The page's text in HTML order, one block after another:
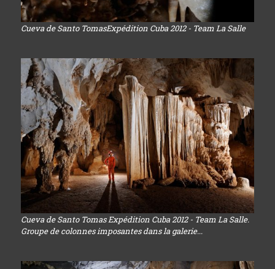
Cueva de Santo TomasExpédition Cuba 2012 - Team La Salle
Cueva de Santo Tomas Expédition Cuba 2012 - Team La Salle.
Groupe de colonnes imposantes dans la galerie...